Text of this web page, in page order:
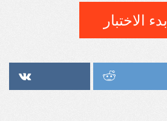
بدء الاختبار